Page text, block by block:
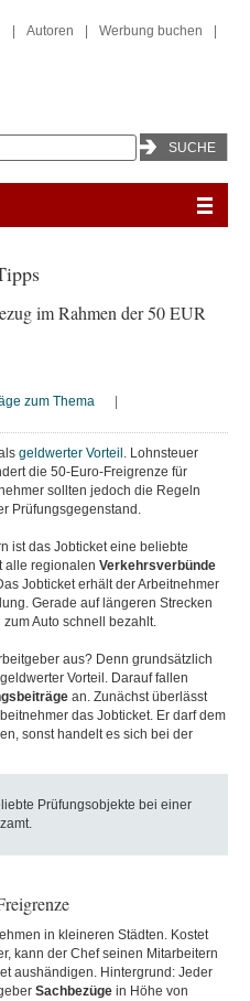
Autoren Werbung buchen
im Rahmen der 50 EUR
zum Thema
geldwerter Vorteil . Lohnsteuer
die 50-Euro-Freigrenze für
sollten jedoch die Regeln
Prüfungsgegenstand.
ist das Jobticket eine beliebte
alle regionalen Verkehrsverbünde
Jobticket erhält der Arbeitnehmer
Gerade auf längeren Strecken
Auto schnell bezahlt.
aus? Denn grundsätzlich
Vorteil. Darauf fallen
an. Zunächst überlässt
das Jobticket. Er darf dem
sonst handelt es sich bei der
Prüfungsobjekte bei einer
in kleineren Städten. Kostet
kann der Chef seinen Mitarbeitern
aushändigen. Hintergrund: Jeder
Sachbezüge in Höhe von